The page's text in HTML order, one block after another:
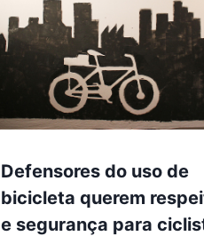
Defensores do uso de
bicicleta querem
e segurança para